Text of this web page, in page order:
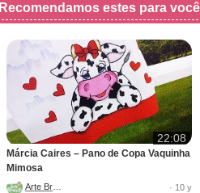
Recomendamos estes para você
22:08
Márcia Caires – Pano de Copa Vaquinha
Mimosa
· 10 y